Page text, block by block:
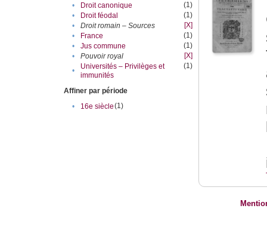
•
Droit canonique
(1)
•
Droit féodal
(1)
•
Droit romain – Sources
[X]
•
France
(1)
•
Jus commune
(1)
•
Pouvoir royal
[X]
•
Universités – Privilèges et
immunités
(1)
Affiner par période
•
16e siècle(1)